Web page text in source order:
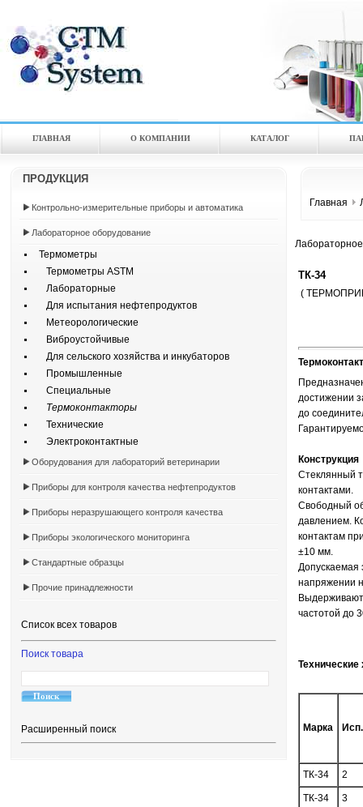
ГЛАВНАЯ О КОМПАНИИ КАТАЛOГ
ПРОДУКЦИЯ
Контрольно-измерительные приборы и автоматика
Лабораторное оборудование
Термометры
Термометры ASTM
Лабораторные
Для испытания нефтепродуктов
Метеорологические
Виброустойчивые
Для сельского хозяйства и инкубаторов
Промышленные
Специальные
Термоконтакторы
Технические
Электроконтактные
Оборудования для лабораторий ветеринарии
Приборы для контроля качества нефтепродуктов
Приборы неразрушающего контроля качества
Приборы экологического мониторинга
Стандартные образцы
Прочие принадлежности
Список всех товаров
Поиск товара
Расширенный поиск
Главная
ТК-34
(
достижении
до
Конструкция
Стеклянный
контактами.
Свободный
давлением.
контактам
±10 мм.
Допускаемая
напряжении
частотой до
Технические
Марка Исп.
ТК-34 2
ТК-34 3